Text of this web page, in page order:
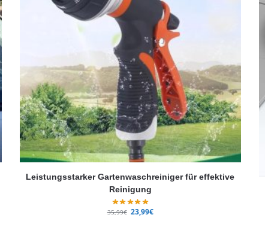
Leistungsstarker Gartenwaschreiniger für effektive
Reinigung
35,99€ 23,99€